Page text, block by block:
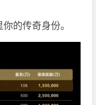
的传奇身份。